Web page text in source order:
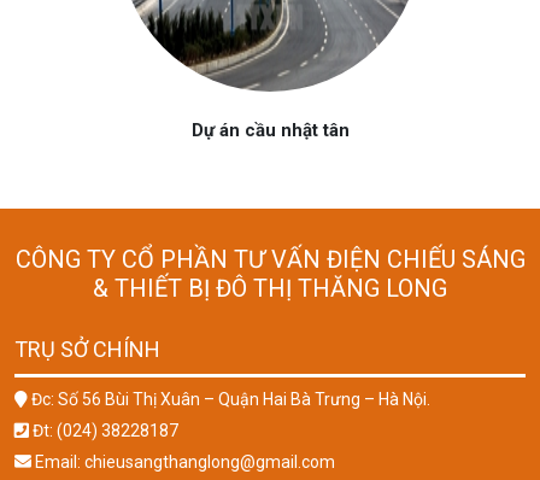
Dự án cầu nhật tân
CÔNG TY CỔ PHẦN TƯ VẤN ĐIỆN CHIẾU SÁNG
& THIẾT BỊ ĐÔ THỊ THĂNG LONG
TRỤ SỞ CHÍNH
Đc: Số 56 Bùi Thị Xuân – Quận Hai Bà Trưng – Hà Nội.
Đt: (024) 38228187
Email: chieusangthanglong@gmail.com